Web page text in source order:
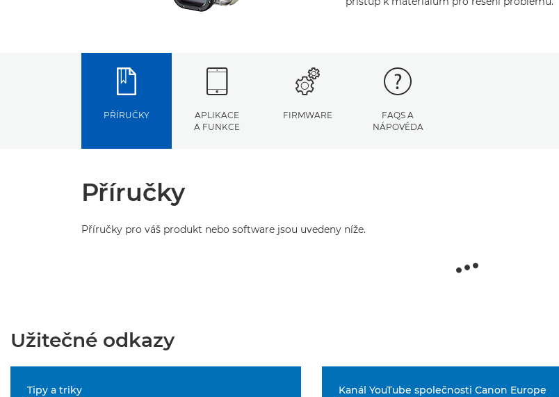
PŘÍRUČKY
APLIKACE
A FUNKCE
FIRMWARE
FAQS A
NÁPOVĚDA
Příručky
Příručky pro váš produkt nebo software jsou uvedeny níže.
Užitečné odkazy
Tipy a triky Kanál YouTube společnosti Canon Europe